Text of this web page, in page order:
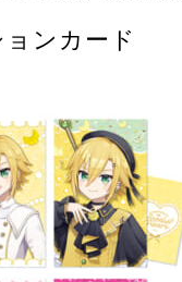
ンカード